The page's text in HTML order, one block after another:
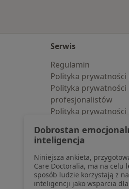
Serwis
Regulamin
Polityka
Polityka prywatności
profesjonalistów
Polityka prywatności
pozyskaliśmy
Polityka cookies
Jak działają wyniki
Dostępność
O nas
Dobrostan
inteligencja
Niniejsza ankieta,
Care Doctoralia, ma na celu
sposób ludzie korzystają z
inteligencji jako wsparcia